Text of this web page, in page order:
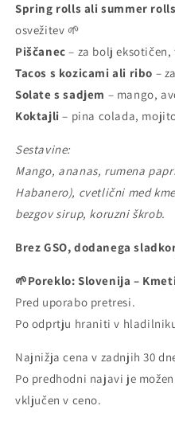
Spring rolls ali summer rolls
osvežitev 🌱
Piščanec– za bolj
Tacos s kozicami ali ribo –
Solate s sadjem – mango,
Koktajli– pina colada,
Sestavine:
Mango, ananas, rumena
Habanero), cvetlični med
bezgov sirup, koruzni škrob.
Brez GSO, dodanega
🌱Poreklo: Slovenija –
Pred uporabo pretresi.
Po odprtju hraniti v
Najnižja cena v zadnjih 30
Po predhodni najavi je
vključen v ceno.